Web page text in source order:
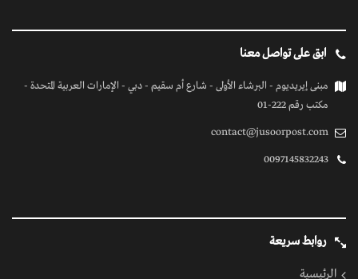
ابق على تواصل معنا
مبنى إيريديوم - البرشاء الأولى - شارع أم سقيم - دبي - الإمارات العربية المتحدة -
مكتب رقم 222-01
contact@jusoorpost.com
0097145832243
روابط سريعة
الرئيسية